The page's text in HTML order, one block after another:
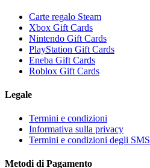
Carte regalo Steam
Xbox Gift Cards
Nintendo Gift Cards
PlayStation Gift Cards
Eneba Gift Cards
Roblox Gift Cards
Legale
Termini e condizioni
Informativa sulla privacy
Termini e condizioni degli SMS
Metodi di Pagamento